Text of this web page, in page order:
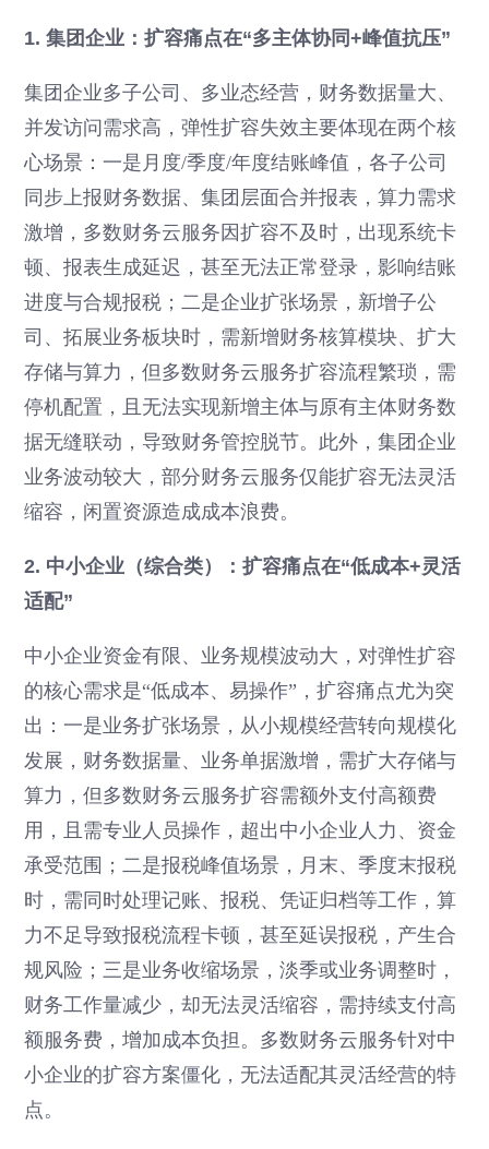
1. 集团企业：扩容痛点在“多主体协同+峰值抗压”
集团企业多子公司、多业态经营，财务数据量大、
并发访问需求高，弹性扩容失效主要体现在两个核
心场景：一是月度/季度/年度结账峰值，各子公司
同步上报财务数据、集团层面合并报表，算力需求
激增，多数财务云服务因扩容不及时，出现系统卡
顿、报表生成延迟，甚至无法正常登录，影响结账
进度与合规报税；二是企业扩张场景，新增子公
司、拓展业务板块时，需新增财务核算模块、扩大
存储与算力，但多数财务云服务扩容流程繁琐，需
停机配置，且无法实现新增主体与原有主体财务数
据无缝联动，导致财务管控脱节。此外，集团企业
业务波动较大，部分财务云服务仅能扩容无法灵活
缩容，闲置资源造成成本浪费。
2. 中小企业（综合类）：扩容痛点在“低成本+灵活
适配”
中小企业资金有限、业务规模波动大，对弹性扩容
的核心需求是“低成本、易操作”，扩容痛点尤为突
出：一是业务扩张场景，从小规模经营转向规模化
发展，财务数据量、业务单据激增，需扩大存储与
算力，但多数财务云服务扩容需额外支付高额费
用，且需专业人员操作，超出中小企业人力、资金
承受范围；二是报税峰值场景，月末、季度末报税
时，需同时处理记账、报税、凭证归档等工作，算
力不足导致报税流程卡顿，甚至延误报税，产生合
规风险；三是业务收缩场景，淡季或业务调整时，
财务工作量减少，却无法灵活缩容，需持续支付高
额服务费，增加成本负担。多数财务云服务针对中
小企业的扩容方案僵化，无法适配其灵活经营的特
点。